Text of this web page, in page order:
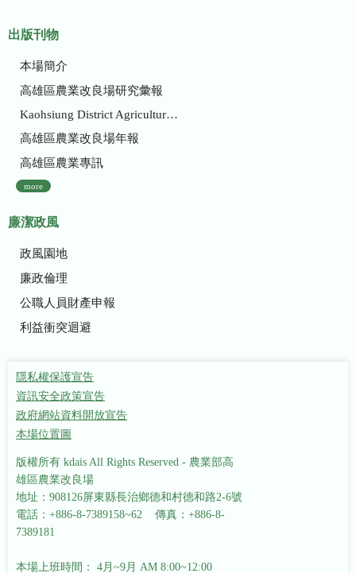
出版刊物
本場簡介
高雄區農業改良場研究彙報
Kaohsiung District Agricultural Research and Extension Station
高雄區農業改良場年報
高雄區農業專訊
more
廉潔政風
政風園地
廉政倫理
公職人員財產申報
利益衝突迴避
隱私權保護宣告
資訊安全政策宣告
政府網站資料開放宣告
本場位置圖
版權所有 kdais All Rights Reserved - 農業部高
雄區農業改良場
地址：908126屏東縣長治鄉德和村德和路2-6號
電話：+886-8-7389158~62 傳真：+886-8-
7389181
本場上班時間： 4月~9月 AM 8:00~12:00